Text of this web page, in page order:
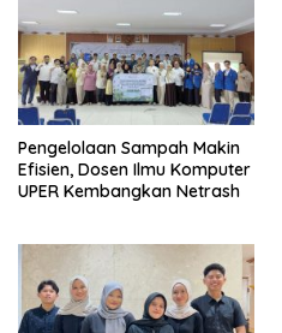
Pengelolaan Sampah Makin
Efisien, Dosen Ilmu Komputer
UPER Kembangkan Netrash